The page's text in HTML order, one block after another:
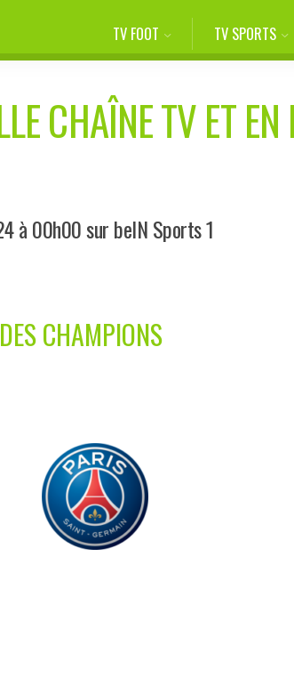
TV FOOT TV SPORTS
CHAÎNE TV ET
à 00h00 sur beIN Sports 1
CHAMPIONS